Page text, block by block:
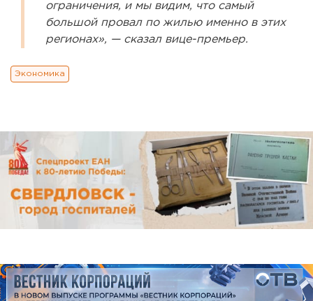
ограничения, и мы видим, что самый
большой провал по жилью именно в этих
регионах», — сказал вице-премьер.
Экономика